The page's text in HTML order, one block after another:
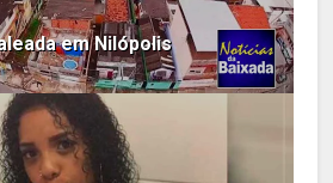
em Nilópolis